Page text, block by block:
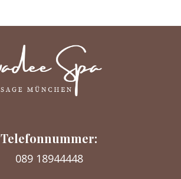
Telefonnummer:
089 18944448